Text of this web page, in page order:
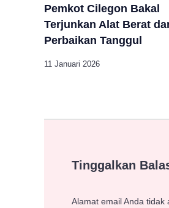
Pemkot Cilegon Bakal
Terjunkan Alat Berat
Perbaikan Tanggul
11 Januari 2026
Tinggalkan
Alamat email Anda tidak